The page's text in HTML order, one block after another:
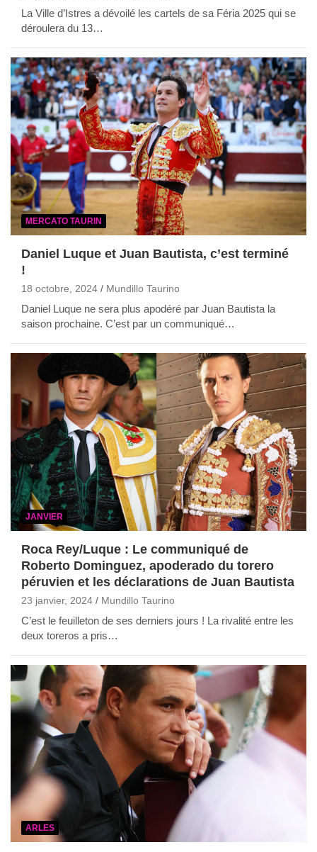
La Ville d’Istres a dévoilé les cartels de sa Féria 2025 qui se
déroulera du 13…
MERCATO TAURIN
Daniel Luque et Juan Bautista, c’est terminé
!
18 octobre, 2024 Mundillo Taurino
Daniel Luque ne sera plus apodéré par Juan Bautista la
saison prochaine. C’est par un communiqué…
JANVIER
Roca Rey/Luque : Le communiqué de
Roberto Dominguez, apoderado du torero
péruvien et les déclarations de Juan Bautista
23 janvier, 2024 Mundillo Taurino
C’est le feuilleton de ses derniers jours ! La rivalité entre les
deux toreros a pris…
ARLES